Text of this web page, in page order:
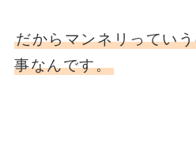
だからマンネリってい
事なんです。